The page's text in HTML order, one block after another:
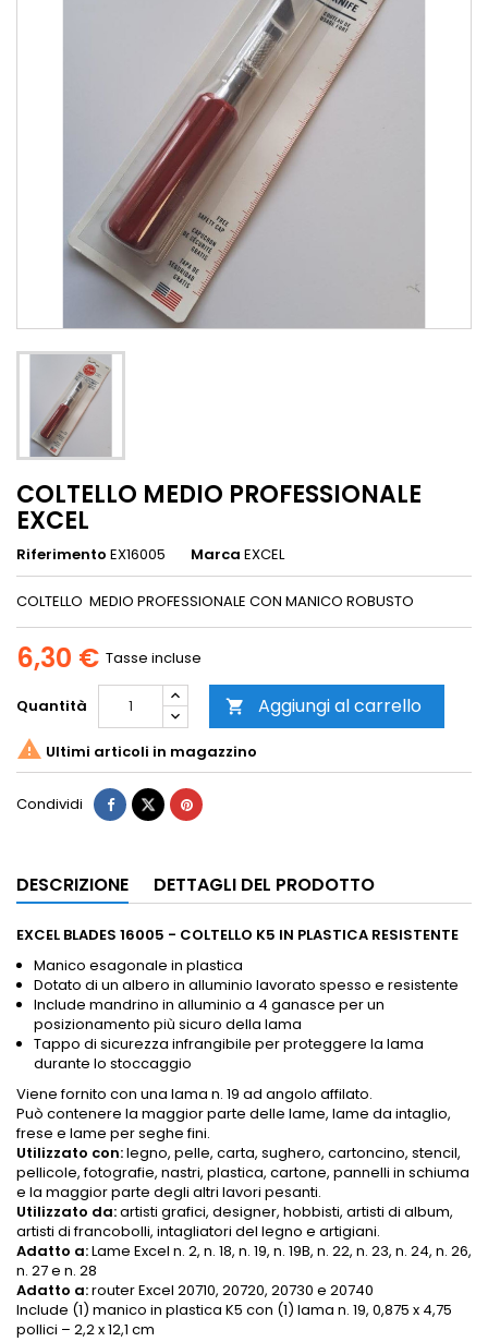
COLTELLO MEDIO PROFESSIONALE
EXCEL
Riferimento EX16005 Marca EXCEL
COLTELLO MEDIO PROFESSIONALE CON MANICO ROBUSTO
6,30 € Tasse incluse
Quantità  Aggiungi al carrello
 Ultimi articoli in magazzino
Condividi
DESCRIZIONE DETTAGLI DEL PRODOTTO
EXCEL BLADES 16005 - COLTELLO K5 IN PLASTICA RESISTENTE
Manico esagonale in plastica
Dotato di un albero in alluminio lavorato spesso e resistente
Include mandrino in alluminio a 4 ganasce per un
posizionamento più sicuro della lama
Tappo di sicurezza infrangibile per proteggere la lama
durante lo stoccaggio
Viene fornito con una lama n. 19 ad angolo affilato.
Può contenere la maggior parte delle lame, lame da intaglio,
frese e lame per seghe fini.
Utilizzato con:legno, pelle, carta, sughero, cartoncino, stencil,
pellicole, fotografie, nastri, plastica, cartone, pannelli in schiuma
e la maggior parte degli altri lavori pesanti.
Utilizzato da:artisti grafici, designer, hobbisti, artisti di album,
artisti di francobolli, intagliatori del legno e artigiani.
Adatto a:Lame Excel n. 2, n. 18, n. 19, n. 19B, n. 22, n. 23, n. 24, n. 26,
n. 27 e n. 28
Adatto a:router Excel 20710, 20720, 20730 e 20740
Include (1) manico in plastica K5 con (1) lama n. 19, 0,875 x 4,75
pollici – 2,2 x 12,1 cm